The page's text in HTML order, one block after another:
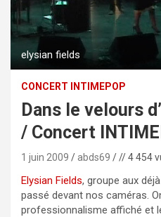
elysian fields
CONCERT INTIMEPOP
Dans le velours
/ Concert
1 juin 2009 abds69 // 4 454
Elysian Fields, groupe aux
passé devant nos caméras.
professionnalisme affiché et